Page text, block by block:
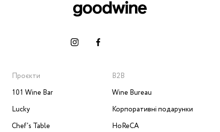
Проєкти
101 Wine Bar
Lucky
Chef’s Table
B2B
Wine Bureau
Корпоративні подарунки
HoReCA